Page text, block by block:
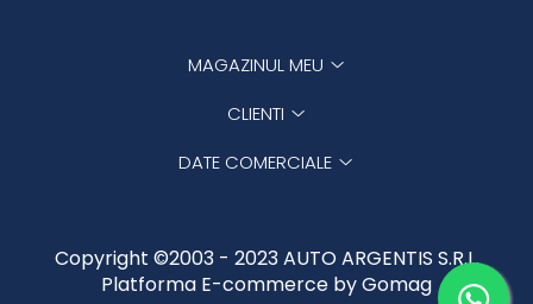
MAGAZINUL MEU
CLIENTI
DATE COMERCIALE
Copyright ©2003 - 2023 AUTO ARGENTIS S.R.L.
Platforma E-commerce by Gomag